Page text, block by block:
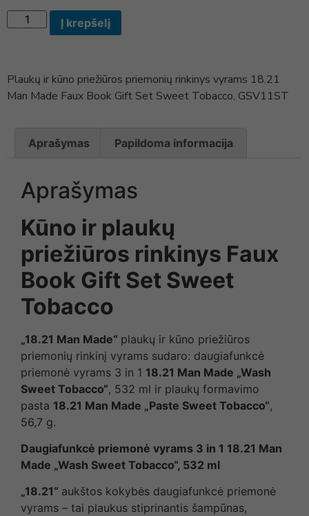
Į krepšelį
Plaukų ir kūno priežiūros priemonių rinkinys vyrams 18.21
Man Made Faux Book Gift Set Sweet Tobacco, GSV11ST
Aprašymas Papildoma informacija
Aprašymas
Kūno ir plaukų
priežiūros rinkinys Faux
Book Gift Set Sweet
Tobacco
„18.21 Man Made“ plaukų ir kūno priežiūros
priemonių rinkinį vyrams sudaro: daugiafunkcė
priemonė vyrams 3 in 1 18.21 Man Made „Wash
Sweet Tobacco“, 532 ml ir plaukų formavimo
pasta 18.21 Man Made „Paste Sweet Tobacco“,
56,7 g.
Daugiafunkcė priemonė vyrams 3 in 1 18.21 Man
Made „Wash Sweet Tobacco“, 532 ml
„18.21“ aukštos kokybės daugiafunkcė priemonė
vyrams – tai plaukus stiprinantis šampūnas,